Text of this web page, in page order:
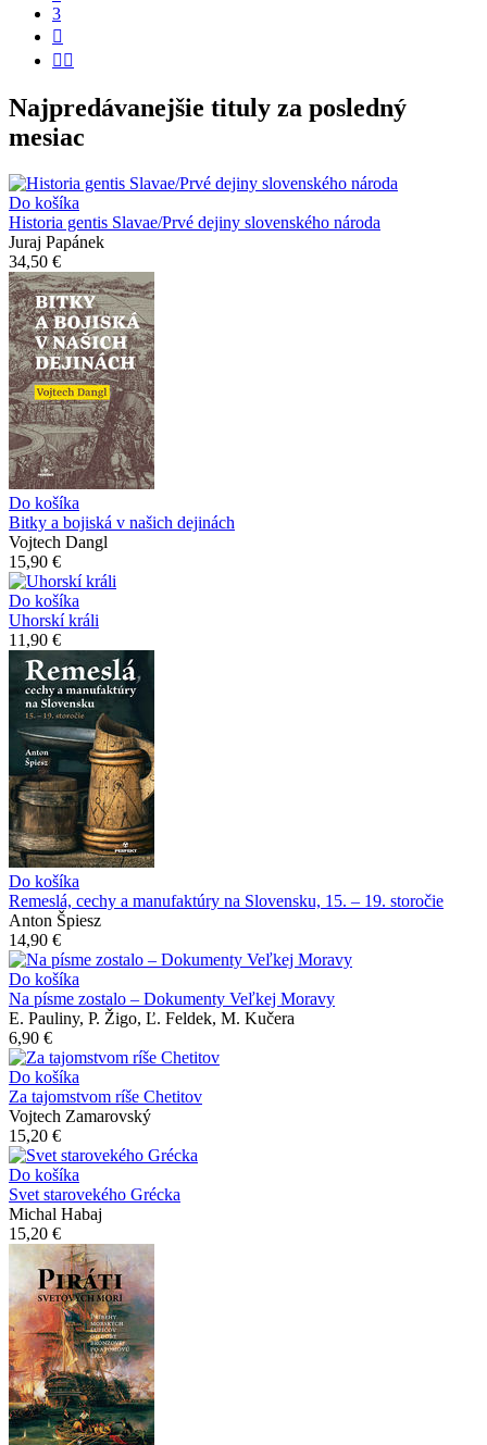
3


Najpredávanejšie tituly za posledný
mesiac
Do košíka
Historia gentis Slavae/Prvé dejiny slovenského národa
Juraj Papánek
34,50 €
Do košíka
Bitky a bojiská v našich dejinách
Vojtech Dangl
15,90 €
Do košíka
Uhorskí králi
11,90 €
Do košíka
Remeslá, cechy a manufaktúry na Slovensku, 15. – 19. storočie
Anton Špiesz
14,90 €
Do košíka
Na písme zostalo – Dokumenty Veľkej Moravy
E. Pauliny, P. Žigo, Ľ. Feldek, M. Kučera
6,90 €
Do košíka
Za tajomstvom ríše Chetitov
Vojtech Zamarovský
15,20 €
Do košíka
Svet starovekého Grécka
Michal Habaj
15,20 €